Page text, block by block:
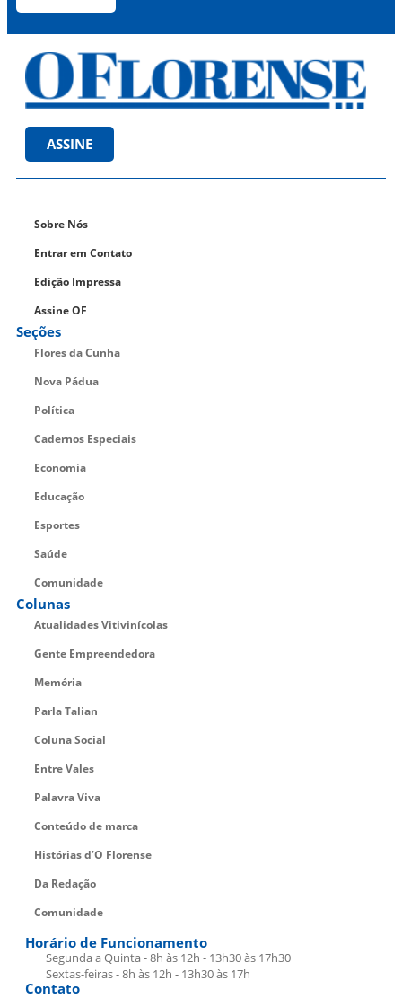
ASSINE
Sobre Nós
Entrar em Contato
Edição Impressa
Assine OF
Seções
Flores da Cunha
Nova Pádua
Política
Cadernos Especiais
Economia
Educação
Esportes
Saúde
Comunidade
Colunas
Atualidades Vitivinícolas
Gente Empreendedora
Memória
Parla Talian
Coluna Social
Entre Vales
Palavra Viva
Conteúdo de marca
Histórias d’O Florense
Da Redação
Comunidade
Horário de Funcionamento
Segunda a Quinta - 8h às 12h - 13h30 às 17h30
Sextas-feiras - 8h às 12h - 13h30 às 17h
Contato